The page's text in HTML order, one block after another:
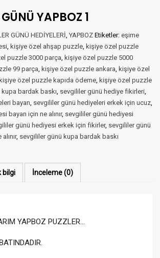
YAPBOZ 1
GÜNÜ HEDİYELERİ, YAPBOZ Etiketler: eşime
, kişiye özel ahşap puzzle, kişiye özel puzzle
puzzle 3000 parça, kişiye özel puzzle 5000
99 parça, kişiye özel puzzle ankara, kişiye özel
kişiye özel puzzle kapıda ödeme, kişiye özel puzzle
kupa bardak baskı, sevgililer günü hediye fikirleri,
bayan, sevgililer günü hediyeleri erkek için ucuz,
bayan için ne alınır, sevgililer günü hediyesi
günü hediyesi erkek için fikirler, sevgililer günü
, sevgililer günü kupa bardak baskı
bilgi İnceleme (0)
YAPBOZ PUZZLER…